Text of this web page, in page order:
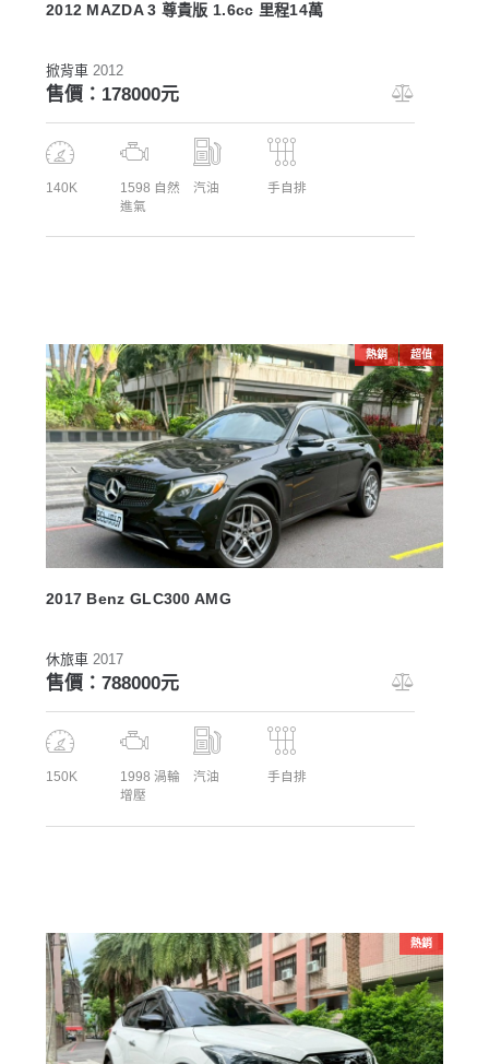
2012 MAZDA 3 尊貴版 1.6cc 里程14萬
掀背車 2012
售價：178000元
140K
1598 自然
進氣
汽油 手自排
熱銷 超值
2017 Benz GLC300 AMG
休旅車 2017
售價：788000元
150K
1998 渦輪
增壓
汽油 手自排
熱銷